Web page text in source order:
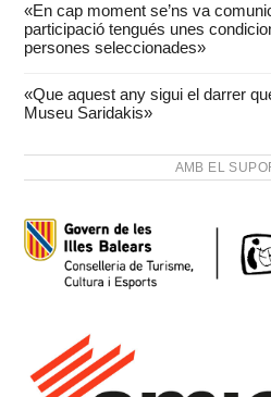
«En cap moment se’ns va
participació tengués unes
persones seleccionades»
«Que aquest any sigui el darrer
Museu Saridakis»
AMB EL